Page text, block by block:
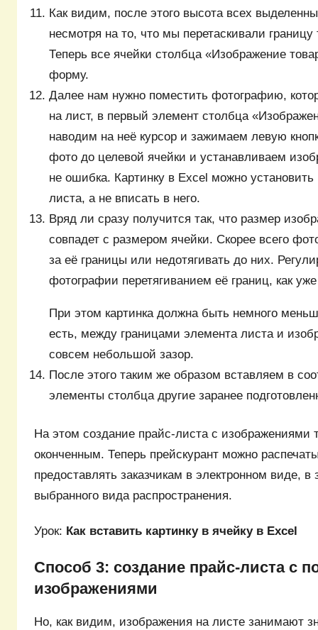
Как видим, после этого высота всех
несмотря на то, что мы перетаскивали
Теперь все ячейки столбца «Изображение
форму.
Далее нам нужно поместить фотографию,
на лист, в первый элемент столбца
наводим на неё курсор и зажимаем левую
фото до целевой ячейки и устанавливаем
не ошибка. Картинку в Excel можно установить
листа, а не вписать в него.
Вряд ли сразу получится так, что размер
совпадет с размером ячейки. Скорее всего
за её границы или недотягивать до них.
фотографии перетягиванием её границ, как
При этом картинка должна быть немного
есть, между границами элемента листа и
совсем небольшой зазор.
После этого таким же образом вставляем в
элементы столбца другие заранее
На этом создание прайс-листа с изображениями
оконченным. Теперь прейскурант можно
предоставлять заказчикам в электронном виде, в
выбранного вида распространения.
Урок: Как вставить картинку в ячейку в Excel
Способ 3: создание прайс-листа с
изображениями
Но, как видим, изображения на листе занимают